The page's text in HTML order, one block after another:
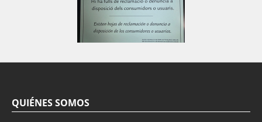
QUIÉNES SOMOS